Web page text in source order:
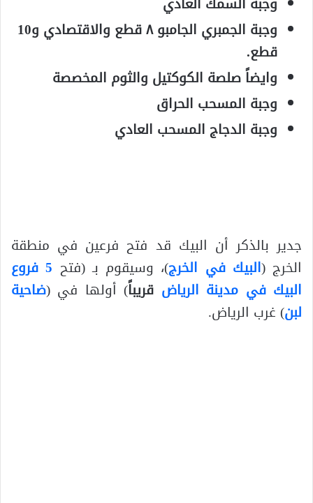
وجبة الجمبري الجامبو ٨ قطع والاقتصادي و10
قطع.
وايضاً صلصة الكوكتيل والثوم المخصصة
وجبة المسحب الحراق
وجبة الدجاج المسحب العادي
جدير بالذكر أن البيك قد فتح فرعين في منطقة
الخرج (البيك في الخرج)، وسيقوم بـ (فتح
5 فروع
البيك في مدينة الرياض قريباً) أولها في (ضاحية
لبن) غرب الرياض.